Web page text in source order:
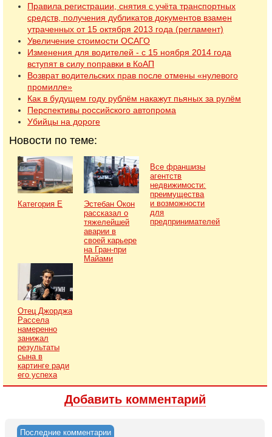
Правила регистрации, снятия с учёта транспортных
средств, получения дубликатов документов взамен
утраченных от 15 октября 2013 года (регламент)
Увеличение стоимости ОСАГО
Изменения для водителей - с 15 ноября 2014 года
вступят в силу поправки в КоАП
Возврат водительских прав после отмены «нулевого
промилле»
Как в будущем году рублём накажут пьяных за рулём
Перспективы российского автопрома
Убийцы на дороге
Новости по теме:
Категория Е
Эстебан Окон
рассказал о
тяжелейшей
аварии в
своей карьере
на Гран-при
Майами
Все франшизы
агентств
недвижимости:
преимущества
и возможности
для
предпринимателей
Отец Джорджа
Рассела
намеренно
занижал
результаты
сына в
картинге ради
его успеха
Добавить комментарий
Последние комментарии